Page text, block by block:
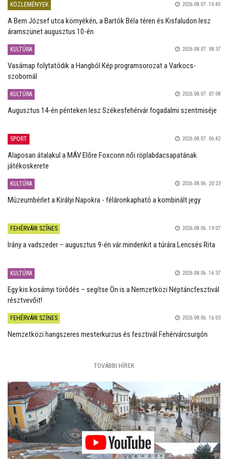
KÖZLEMÉNYEK 2026.08.07. 10:45
A Bem József utca környékén, a Bartók Béla téren és Kisfaludon lesz
áramszünet augusztus 10-én
KULTÚRA 2026.08.07. 08:37
Vasárnap folytatódik a Hangból Kép programsorozat a Varkocs-
szobornál
KULTÚRA 2026.08.07. 07:08
Augusztus 14-én pénteken lesz Székesfehérvár fogadalmi szentmiséje
SPORT 2026.08.07. 06:42
Alaposan átalakul a MÁV Előre Foxconn női röplabdacsapatának
játékoskerete
KULTÚRA 2026.08.06. 20:23
Múzeumbérlet a Királyi Napokra - féláronkapható a kombinált jegy
FEHÉRVÁRI SZÍNES 2026.08.06. 19:07
Irány a vadszeder – augusztus 9-én vár mindenkit a túrára Lencsés Rita
KULTÚRA 2026.08.06. 16:37
Egy kis kosárnyi törődés – segítse Ön is a Nemzetközi Néptáncfesztivál
résztvevőit!
FEHÉRVÁRI SZÍNES 2026.08.06. 16:03
Nemzetközi hangszeres mesterkurzus és fesztivál Fehérvárcsurgón
TOVÁBBI HÍREK